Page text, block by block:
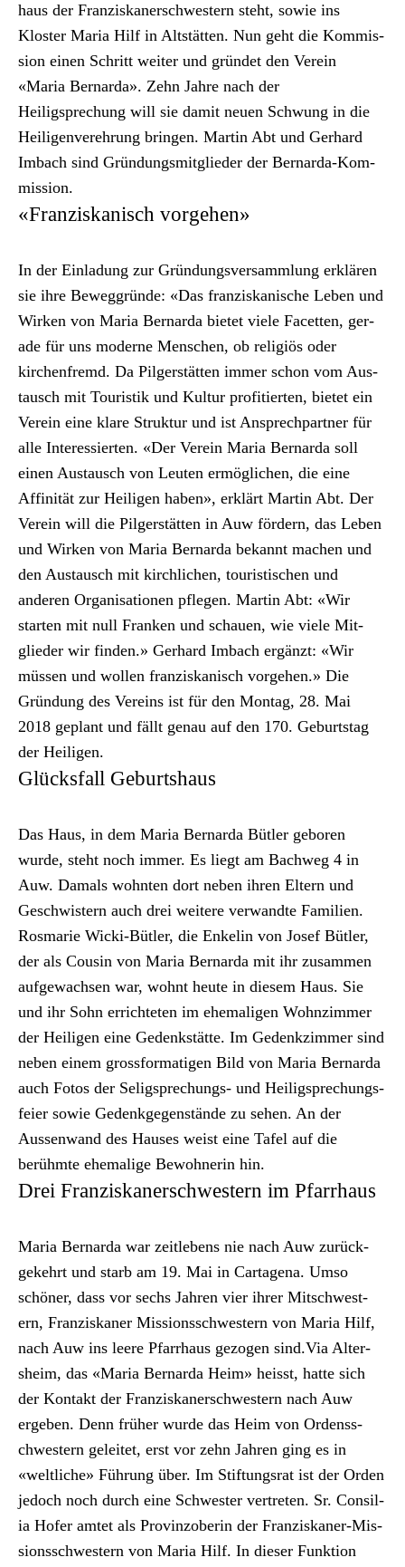
haus der Franziskan­er­schwest­ern ste­ht, sowie ins
Kloster Maria Hilf in Alt­stät­ten. Nun geht die Kom­mis­
sion einen Schritt weit­er und grün­det den Vere­in
«Maria Bernar­da». Zehn Jahre nach der
Heiligsprechung will sie damit neuen Schwung in die
Heili­gen­verehrung brin­gen. Mar­tin Abt und Ger­hard
Imbach sind Grün­dungsmit­glieder der Bernar­da-Kom­
mis­sion.
«Franziskanisch vorgehen»
In der Ein­ladung zur Grün­dungsver­samm­lung erk­lären
sie ihre Beweg­gründe: «Das franziskanis­che Leben und
Wirken von Maria Bernar­da bietet viele Facetten, ger­
ade für uns mod­erne Men­schen, ob religiös oder
kirchen­fremd. Da Pil­ger­stät­ten immer schon vom Aus­
tausch mit Touris­tik und Kul­tur prof­i­tierten, bietet ein
Vere­in eine klare Struk­tur und ist Ansprech­part­ner für
alle Inter­essierten. «Der Vere­in Maria Bernar­da soll
einen Aus­tausch von Leuten ermöglichen, die eine
Affinität zur Heili­gen haben», erk­lärt Mar­tin Abt. Der
Vere­in will die Pil­ger­stät­ten in Auw fördern, das Leben
und Wirken von Maria Bernar­da bekan­nt machen und
den Aus­tausch mit kirch­lichen, touris­tis­chen und
anderen Organ­i­sa­tio­nen pfle­gen. Mar­tin Abt: «Wir
starten mit null Franken und schauen, wie viele Mit­
glieder wir find­en.» Ger­hard Imbach ergänzt: «Wir
müssen und wollen franziskanisch vorge­hen.» Die
Grün­dung des Vere­ins ist für den Mon­tag, 28. Mai
2018 geplant und fällt genau auf den 170. Geburt­stag
der Heili­gen.
Glücksfall Geburtshaus
Das Haus, in dem Maria Bernar­da Bütler geboren
wurde, ste­ht noch immer. Es liegt am Bach­weg 4 in
Auw. Damals wohn­ten dort neben ihren Eltern und
Geschwis­tern auch drei weit­ere ver­wandte Fam­i­lien.
Ros­marie Wic­ki-Bütler, die Enke­lin von Josef Bütler,
der als Cousin von Maria Bernar­da mit ihr zusam­men
aufgewach­sen war, wohnt heute in diesem Haus. Sie
und ihr Sohn errichteten im ehe­ma­li­gen Wohnz­im­mer
der Heili­gen eine Gedenkstätte. Im Gedenkz­im­mer sind
neben einem gross­for­mati­gen Bild von Maria Bernar­da
auch Fotos der Seligsprechungs- und Heiligsprechungs­
feier sowie Gedenkge­gen­stände zu sehen. An der
Aussen­wand des Haus­es weist eine Tafel auf die
berühmte ehe­ma­lige Bewohner­in hin.
Drei Franziskanerschwestern im Pfarrhaus
Maria Bernar­da war zeitlebens nie nach Auw zurück­
gekehrt und starb am 19. Mai in Carta­ge­na. Umso
schön­er, dass vor sechs Jahren vier ihrer Mitschwest­
ern, Franziskan­er Mis­sion­ss­chwest­ern von Maria Hilf,
nach Auw ins leere Pfar­rhaus gezo­gen sind.Via Alter­
sheim, das «Maria Bernar­da Heim» heisst, hat­te sich
der Kon­takt der Franziskan­er­schwest­ern nach Auw
ergeben. Denn früher wurde das Heim von Ordenss­
chwest­ern geleit­et, erst vor zehn Jahren ging es in
«weltliche» Führung über. Im Stiftungsrat ist der Orden
jedoch noch durch eine Schwest­er vertreten. Sr. Con­sil­
ia Hofer amtet als Prov­in­zoberin der Franziskan­er-Mis­
sion­ss­chwest­ern von Maria Hilf. In dieser Funk­tion